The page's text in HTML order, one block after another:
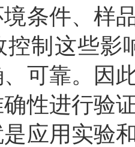
条件、样
控制这些影
可靠。因
性进行验
应用实验